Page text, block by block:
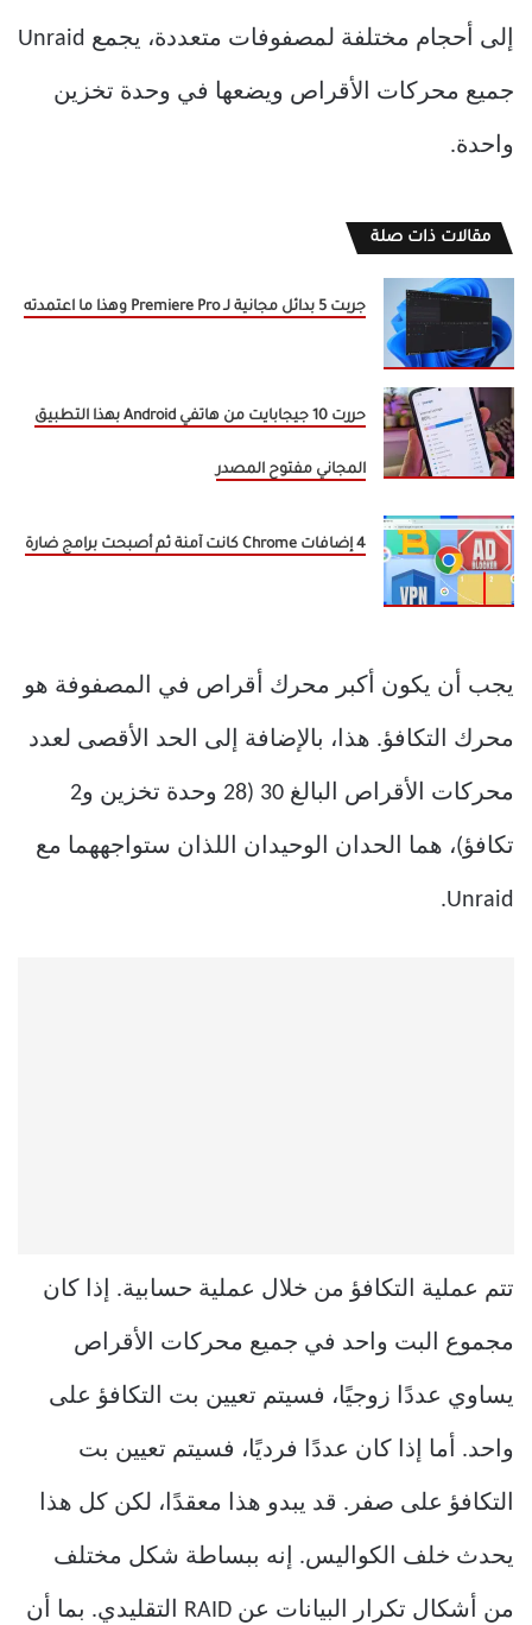
إلى أحجام مختلفة لمصفوفات متعددة، يجمع Unraid
جميع محركات الأقراص ويضعها في وحدة تخزين
واحدة.
مقالات ذات صلة
جربت 5 بدائل مجانية لـ Premiere Pro وهذا ما اعتمدته
حررت 10 جيجابايت من هاتفي Android بهذا التطبيق
المجاني مفتوح المصدر
4 إضافات Chrome كانت آمنة ثم أصبحت برامج ضارة
يجب أن يكون أكبر محرك أقراص في المصفوفة هو
محرك التكافؤ. هذا، بالإضافة إلى الحد الأقصى لعدد
محركات الأقراص البالغ 30 (28 وحدة تخزين و2
تكافؤ)، هما الحدان الوحيدان اللذان ستواجههما مع
Unraid.
تتم عملية التكافؤ من خلال عملية حسابية. إذا كان
مجموع البت واحد في جميع محركات الأقراص
يساوي عددًا زوجيًا، فسيتم تعيين بت التكافؤ على
واحد. أما إذا كان عددًا فرديًا، فسيتم تعيين بت
التكافؤ على صفر. قد يبدو هذا معقدًا، لكن كل هذا
يحدث خلف الكواليس. إنه ببساطة شكل مختلف
من أشكال تكرار البيانات عن RAID التقليدي. بما أن